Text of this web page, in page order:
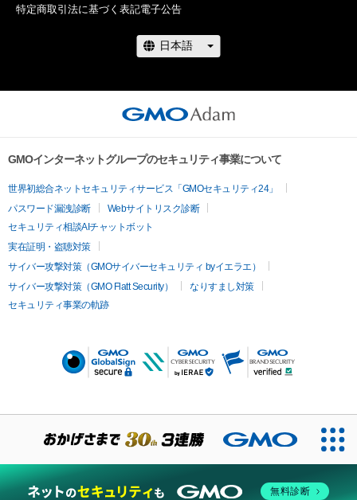
特定商取引法に基づく表記電子公告
GMOインターネットグループのセキュリティ事業について
世界初総合ネットセキュリティサービス「GMOセキュリティ24」
パスワード漏洩診断
Webサイトリスク診断
セキュリティ相談AIチャットボット
実在証明・盗聴対策
サイバー攻撃対策（GMOサイバーセキュリティ byイエラエ）
サイバー攻撃対策（GMO Flatt Security）
なりすまし対策
セキュリティ事業の軌跡
無料診断